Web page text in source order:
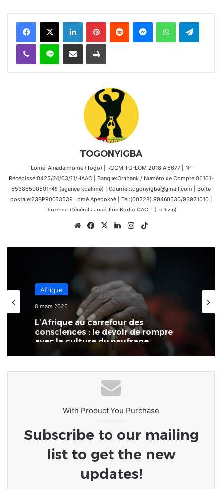
FacebookX Linkedin PinterestReddit MessengerWhatsAppTelegram
Viber Ligne Partager par email Imprimer
TOGONYIGBA
Lomé-Amadanhomé (Togo) | RCCM:TG-LOM 2018 A 5677 | N°
Récépissé:0425/24/03/11/HAAC | Banque:Orabank / Numéro de Compte:06101-
65386500501-49 (agence kpalimé) | Courriel:togonyigba@gmail.com | Boîte
postale:23BP90053539 Lomé Apédokoè | Tel:(00228) 99460630/93921010 |
Directeur Général : José-Éric Kodjo GAGLI (LeDivin)
WebsiteFacebook
X LinkedinInstagram
Afrique
8 mars 2026
L’Afrique au carrefour des
consciences : le devoir de rompre
avec la culture du naufrage
With Product You Purchase
Subscribe to our mailing
list to get the new
updates!